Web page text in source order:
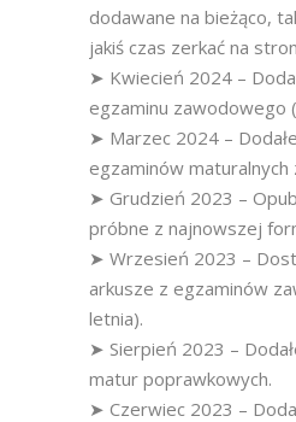
dodawane na bieżąco,
jakiś czas zerkać na
➤ Kwiecień 2024 –
egzaminu zawodowego
➤ Marzec 2024 –
egzaminów maturalnych
➤ Grudzień 2023 –
próbne z najnowszej
➤ Wrzesień 2023 –
arkusze z egzaminów
letnia).
➤ Sierpień 2023 –
matur poprawkowych.
➤ Czerwiec 2023 –